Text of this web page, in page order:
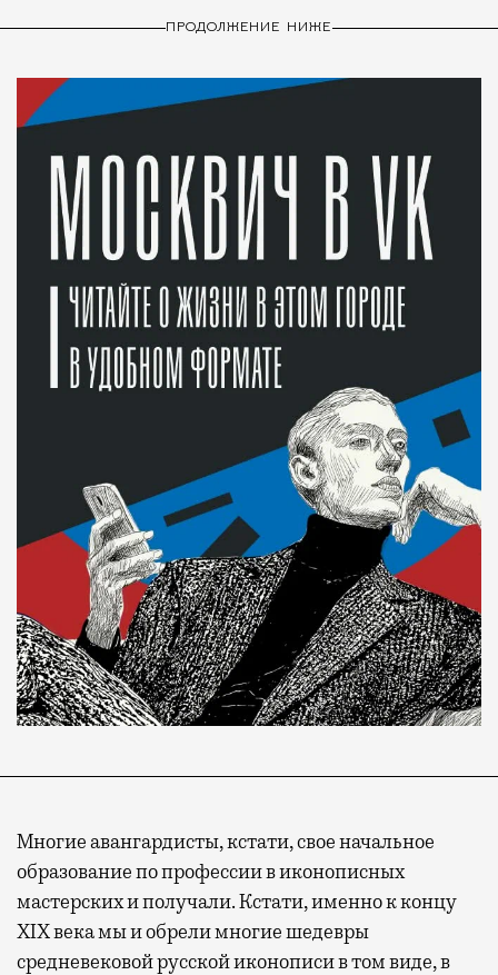
ПРОДОЛЖЕНИЕ НИЖЕ
Многие авангардисты, кстати, свое начальное
образование по профессии в иконописных
мастерских и получали. Кстати, именно к концу
XIX века мы и обрели многие шедевры
средневековой русской иконописи в том виде, в